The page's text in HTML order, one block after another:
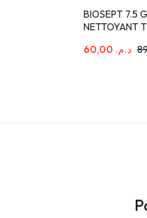
BIOSEPT 7.5
NETTOYANT
VERA 200 ML
د.م.